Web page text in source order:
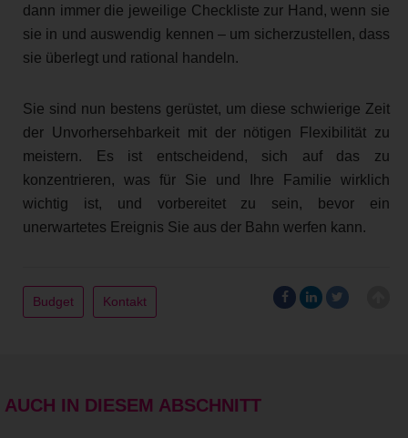
dann immer die jeweilige Checkliste zur Hand, wenn sie
sie in und auswendig kennen – um sicherzustellen, dass
sie überlegt und rational handeln.
Sie sind nun bestens gerüstet, um diese schwierige Zeit
der Unvorhersehbarkeit mit der nötigen Flexibilität zu
meistern. Es ist entscheidend, sich auf das zu
konzentrieren, was für Sie und Ihre Familie wirklich
wichtig ist, und vorbereitet zu sein, bevor ein
unerwartetes Ereignis Sie aus der Bahn werfen kann.
Budget Kontakt
AUCH IN DIESEM ABSCHNITT